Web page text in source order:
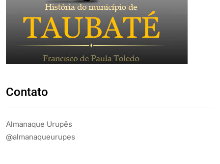
Contato
Almanaque Urupês
@almanaqueurupes